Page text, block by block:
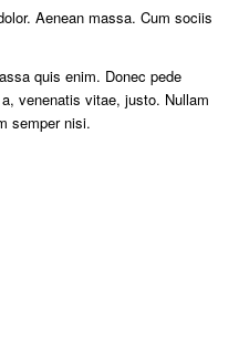
Aenean massa. Cum sociis
quis enim. Donec pede
venenatis vitae, justo. Nullam
semper nisi.